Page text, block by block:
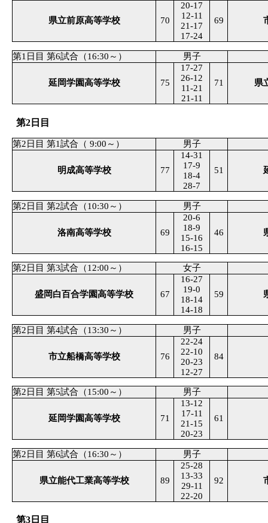
県立前原高等学校 70
20-17
12-11
21-17
17-24
69
第1日目 第6試合（16:30～） 男子
延岡学園高等学校 75
17-27
26-12
11-21
21-11
71 県
第2日目
第2日目 第1試合（ 9:00～） 男子
明成高等学校 77
14-31
17-9
18-4
28-7
51
第2日目 第2試合（10:30～） 男子
洛南高等学校 69
20-6
18-9
15-16
16-15
46
第2日目 第3試合（12:00～） 女子
盛岡白百合学園高等学校 67
16-27
19-0
18-14
14-18
59
第2日目 第4試合（13:30～） 男子
市立船橋高等学校 76
22-24
22-10
20-23
12-27
84
第2日目 第5試合（15:00～） 男子
延岡学園高等学校 71
13-12
17-11
21-15
20-23
61
第2日目 第6試合（16:30～） 男子
県立能代工業高等学校 89
25-28
13-33
29-11
22-20
92
第3日目